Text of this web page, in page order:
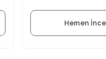
Hemen